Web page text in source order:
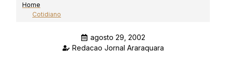
Home
Cotidiano
agosto 29, 2002
Redacao Jornal Araraquara